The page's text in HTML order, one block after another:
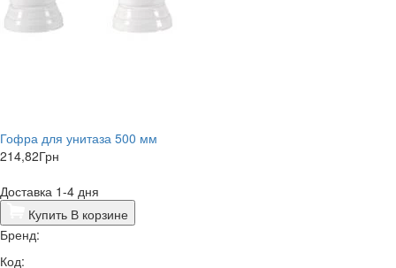
Гофра для унитаза 500 мм
214,82Грн
Доставка 1-4 дня
Купить В корзине
Бренд:
Код: